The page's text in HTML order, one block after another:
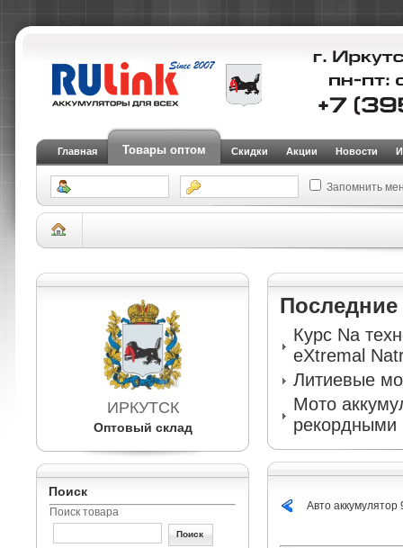
Главная Товары оптом Скидки Акции Новости
Запомнить
АКБ для легковых автомобилей и внедорожников
Авто аккумулятор 9999 PREMIUM AGM QNA-380LN2-IS
ИРКУТСК
Оптовый склад
Поиск
Поиск товара
Последние
Курс Na
eXtremal
Литиевые
Мото
рекордными
Авто